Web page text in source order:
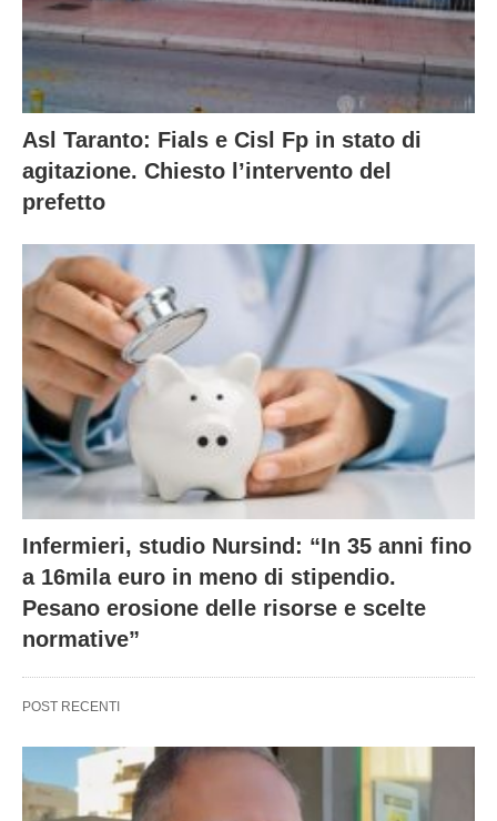
Asl Taranto: Fials e Cisl Fp in stato di
agitazione. Chiesto l’intervento del
prefetto
Infermieri, studio Nursind: “In 35 anni fino
a 16mila euro in meno di stipendio.
Pesano erosione delle risorse e scelte
normative”
POST RECENTI